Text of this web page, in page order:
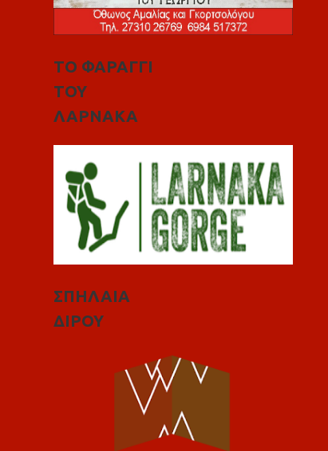
ΤΟ ΦΑΡΑΓΓΙ
ΤΟΥ
ΛΑΡΝΑΚΑ
ΣΠΗΛΑΙΑ
ΔΙΡΟΥ